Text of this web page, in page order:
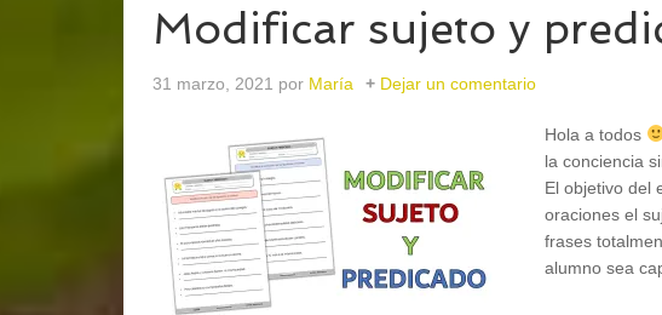
Modificar sujeto y
31 marzo, 2021 por María Dejar un comentario
Hola a todos
la conciencia
El objetivo del
oraciones el
frases
alumno sea